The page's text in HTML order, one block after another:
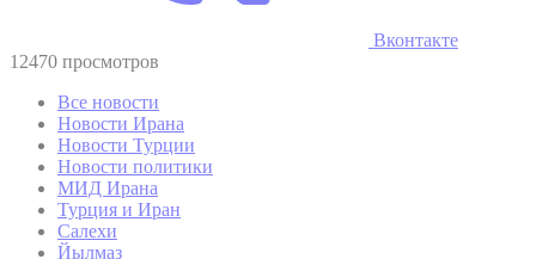
Вконтакте
12470 просмотров
Все новости
Новости Ирана
Новости Турции
Новости политики
МИД Ирана
Турция и Иран
Салехи
Йылмаз